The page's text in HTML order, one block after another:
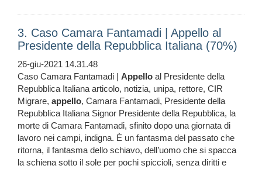
3. Caso Camara Fantamadi | Appello al
Presidente della Repubblica Italiana (70%)
26-giu-2021 14.31.48
Caso Camara Fantamadi | Appello al Presidente della
Repubblica Italiana articolo, notizia, unipa, rettore, CIR
Migrare, appello, Camara Fantamadi, Presidente della
Repubblica Italiana Signor Presidente della Repubblica, la
morte di Camara Fantamadi, sfinito dopo una giornata di
lavoro nei campi, indigna. È un fantasma del passato che
ritorna, il fantasma dello schiavo, dell’uomo che si spacca
la schiena sotto il sole per pochi spiccioli, senza diritti e